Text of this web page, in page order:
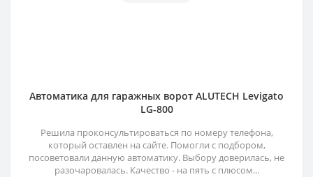
Автоматика для гаражных ворот ALUTECH Levigato
LG-800
Решила проконсультироваться по номеру телефона,
который оставлен на сайте. Помогли с подбором,
посоветовали данную автоматику. Выбору доверилась, не
разочаровалась. Качество - на пять с плюсом...